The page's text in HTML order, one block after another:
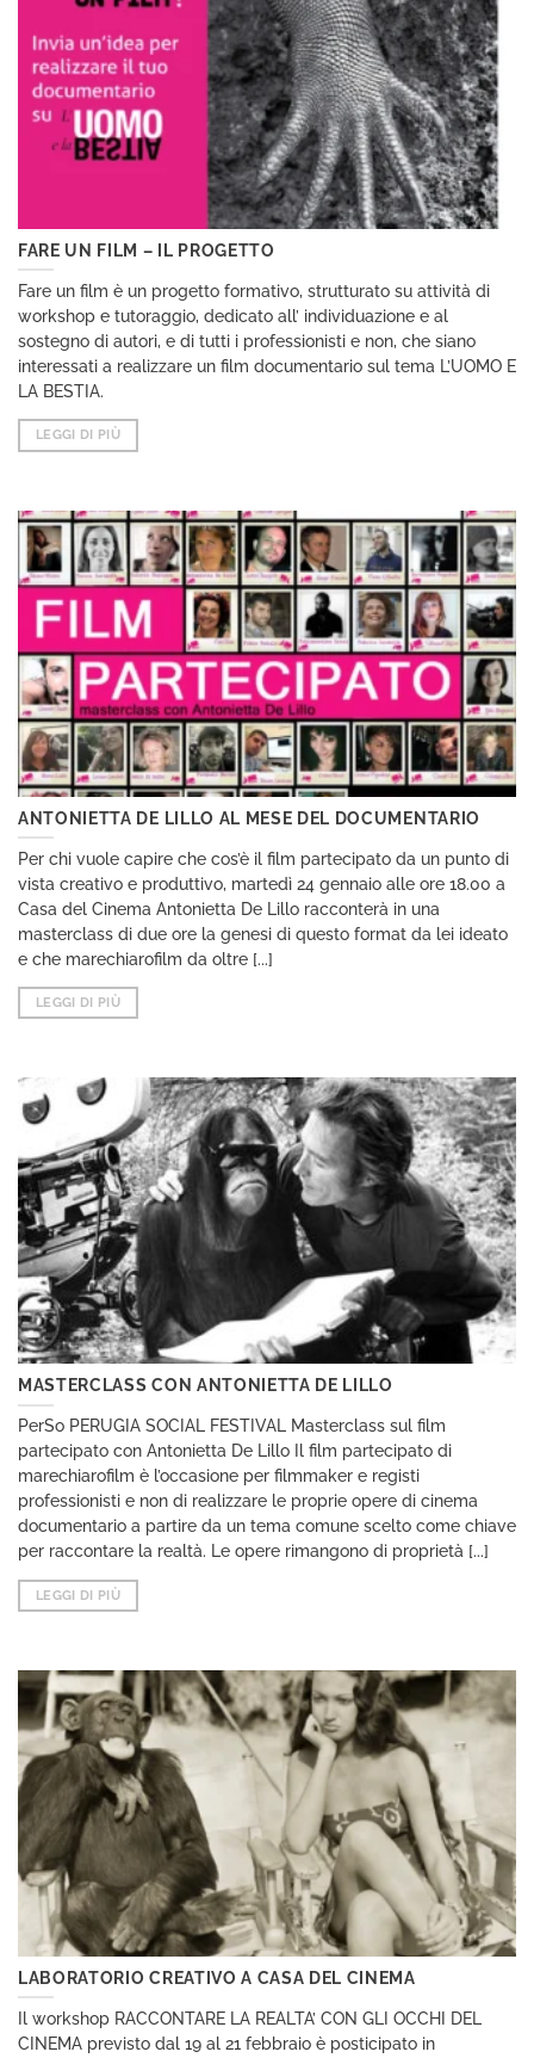
FARE UN FILM – IL PROGETTO
Fare un film è un progetto formativo, strutturato su attività di
workshop e tutoraggio, dedicato all’ individuazione e al
sostegno di autori, e di tutti i professionisti e non, che siano
interessati a realizzare un film documentario sul tema L’UOMO E
LA BESTIA.
LEGGI DI PIÙ
ANTONIETTA DE LILLO AL MESE DEL DOCUMENTARIO
Per chi vuole capire che cos’è il film partecipato da un punto di
vista creativo e produttivo, martedì 24 gennaio alle ore 18.00 a
Casa del Cinema Antonietta De Lillo racconterà in una
masterclass di due ore la genesi di questo format da lei ideato
e che marechiarofilm da oltre [...]
LEGGI DI PIÙ
MASTERCLASS CON ANTONIETTA DE LILLO
PerSo PERUGIA SOCIAL FESTIVAL Masterclass sul film
partecipato con Antonietta De Lillo Il film partecipato di
marechiarofilm è l’occasione per filmmaker e registi
professionisti e non di realizzare le proprie opere di cinema
documentario a partire da un tema comune scelto come chiave
per raccontare la realtà. Le opere rimangono di proprietà [...]
LEGGI DI PIÙ
LABORATORIO CREATIVO A CASA DEL CINEMA
Il workshop RACCONTARE LA REALTA’ CON GLI OCCHI DEL
CINEMA previsto dal 19 al 21 febbraio è posticipato in